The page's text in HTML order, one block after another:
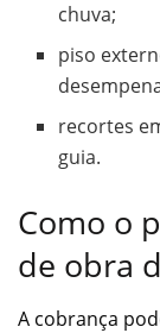
chuva;
piso
recortes
guia.
Como o
de obra
A cobrança